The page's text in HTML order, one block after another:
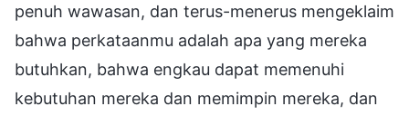
penuh wawasan, dan terus-menerus mengeklaim
bahwa perkataanmu adalah apa yang mereka
butuhkan, bahwa engkau dapat memenuhi
kebutuhan mereka dan memimpin mereka, dan